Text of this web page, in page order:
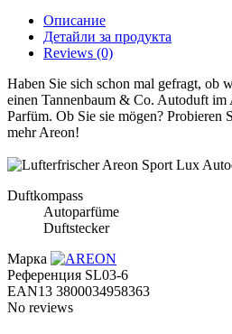
Описание
Детайли за продукта
Reviews (0)
Haben Sie sich schon mal gefragt, ob
einen Tannenbaum & Co. Autoduft im
Parfüm. Ob Sie sie mögen? Probieren
mehr Areon!
Duftkompass
Autoparfüme
Duftstecker
Марка
Референция SL03-6
EAN13 3800034958363
No reviews